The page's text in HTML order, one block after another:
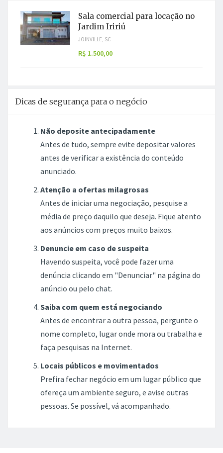
Sala comercial para locação no
Jardim Iririú
JOINVILLE, SC
R$ 1.500,00
Dicas de segurança para o negócio
Não deposite antecipadamente
Antes de tudo, sempre evite depositar valores
antes de verificar a existência do conteúdo
anunciado.
Atenção a ofertas milagrosas
Antes de iniciar uma negociação, pesquise a
média de preço daquilo que deseja. Fique atento
aos anúncios com preços muito baixos.
Denuncie em caso de suspeita
Havendo suspeita, você pode fazer uma
denúncia clicando em "Denunciar" na página do
anúncio ou pelo chat.
Saiba com quem está negociando
Antes de encontrar a outra pessoa, pergunte o
nome completo, lugar onde mora ou trabalha e
faça pesquisas na Internet.
Locais públicos e movimentados
Prefira fechar negócio em um lugar público que
ofereça um ambiente seguro, e avise outras
pessoas. Se possível, vá acompanhado.